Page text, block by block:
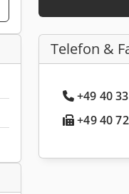
Telefon &
+49 40
+49 40